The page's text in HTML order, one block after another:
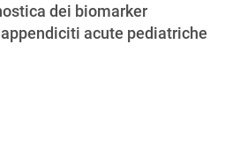
dei biomarker
acute pediatriche